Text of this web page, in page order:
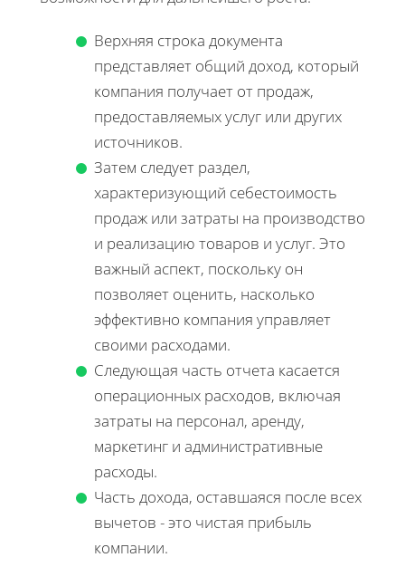
Верхняя строка документа
представляет общий доход, который
компания получает от продаж,
предоставляемых услуг или других
источников.
Затем следует раздел,
характеризующий себестоимость
продаж или затраты на производство
и реализацию товаров и услуг. Это
важный аспект, поскольку он
позволяет оценить, насколько
эффективно компания управляет
своими расходами.
Следующая часть отчета касается
операционных расходов, включая
затраты на персонал, аренду,
маркетинг и административные
расходы.
Часть дохода, оставшаяся после всех
вычетов - это чистая прибыль
компании.